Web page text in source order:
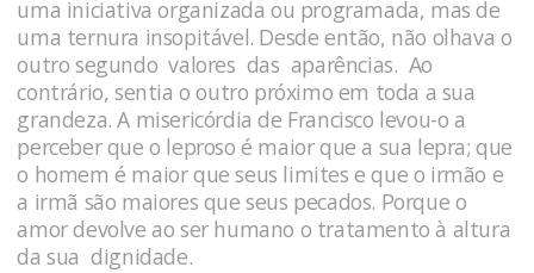
uma iniciativa organizada ou programada, mas de
uma ternura insopitável. Desde então, não olhava o
outro segundo valores das aparências. Ao
contrário, sentia o outro próximo em toda a sua
grandeza. A misericórdia de Francisco levou-o a
perceber que o leproso é maior que a sua lepra; que
o homem é maior que seus limites e que o irmão e
a irmã são maiores que seus pecados. Porque o
amor devolve ao ser humano o tratamento à altura
da sua dignidade.